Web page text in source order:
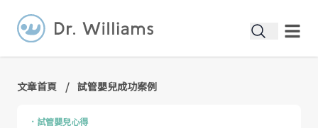
文章首頁 / 試管嬰兒成功案例
． 試管嬰兒心得